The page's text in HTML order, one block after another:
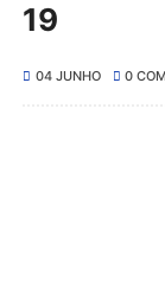
19
04 JUNHO 0